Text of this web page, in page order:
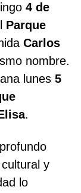
4 de
Parque
Carlos
nombre.
lunes 5
.
y
lo